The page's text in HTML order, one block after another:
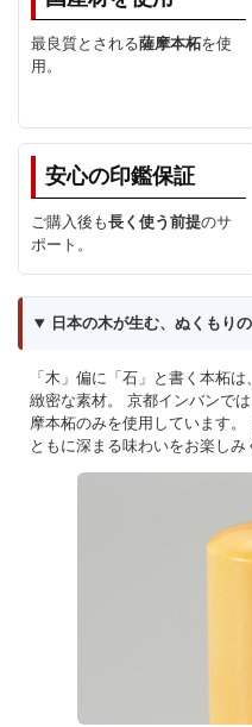
最良質とされる薩摩本柘を使
用。
安心の印鑑保証
ご購入後も長く使う前提のサ
ポート。
日本の木が生む、ぬくもり
「木」偏に「石」と書く本柘
緻密な素材。 京都インバンで
摩本柘のみを使用しています
ともに深まる味わいをお楽しみ